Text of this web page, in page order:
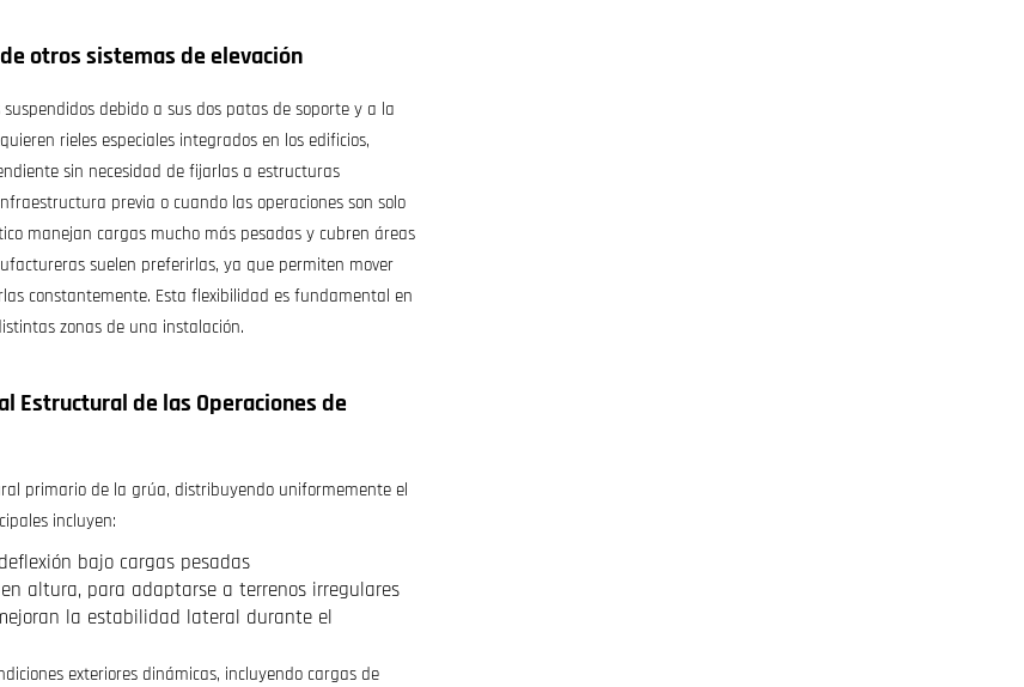
otros sistemas de elevación
debido a sus dos patas de soporte y a la
rieles especiales integrados en los edificios,
sin necesidad de fijarlas a estructuras
previa o cuando las operaciones son solo
manejan cargas mucho más pesadas y cubren áreas
suelen preferirlas, ya que permiten mover
constantemente. Esta flexibilidad es fundamental en
zonas de una instalación.
Estructural de las Operaciones de
primario de la grúa, distribuyendo uniformemente el
incluyen:
bajo cargas pesadas
altura, para adaptarse a terrenos irregulares
la estabilidad lateral durante el
exteriores dinámicas, incluyendo cargas de